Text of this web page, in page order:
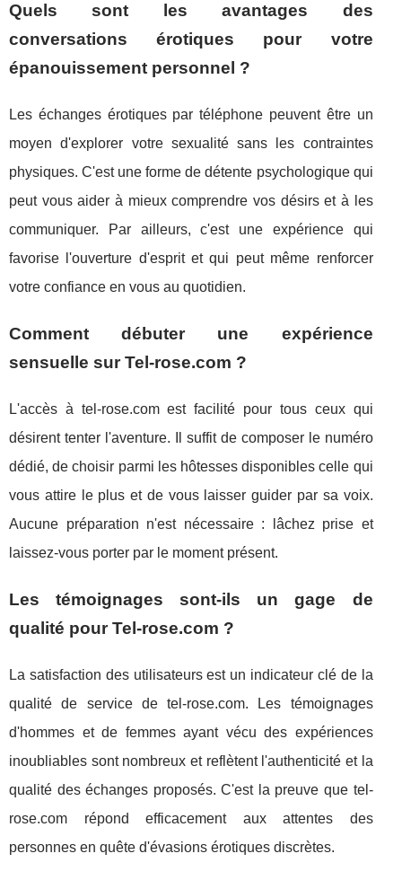
Quels sont les avantages des
conversations érotiques pour votre
épanouissement personnel ?
Les échanges érotiques par téléphone peuvent être un
moyen d'explorer votre sexualité sans les contraintes
physiques. C'est une forme de détente psychologique qui
peut vous aider à mieux comprendre vos désirs et à les
communiquer. Par ailleurs, c'est une expérience qui
favorise l'ouverture d'esprit et qui peut même renforcer
votre confiance en vous au quotidien.
Comment débuter une expérience
sensuelle sur Tel-rose.com ?
L'accès à tel-rose.com est facilité pour tous ceux qui
désirent tenter l'aventure. Il suffit de composer le numéro
dédié, de choisir parmi les hôtesses disponibles celle qui
vous attire le plus et de vous laisser guider par sa voix.
Aucune préparation n'est nécessaire : lâchez prise et
laissez-vous porter par le moment présent.
Les témoignages sont-ils un gage de
qualité pour Tel-rose.com ?
La satisfaction des utilisateurs est un indicateur clé de la
qualité de service de tel-rose.com. Les témoignages
d'hommes et de femmes ayant vécu des expériences
inoubliables sont nombreux et reflètent l'authenticité et la
qualité des échanges proposés. C'est la preuve que tel-
rose.com répond efficacement aux attentes des
personnes en quête d'évasions érotiques discrètes.